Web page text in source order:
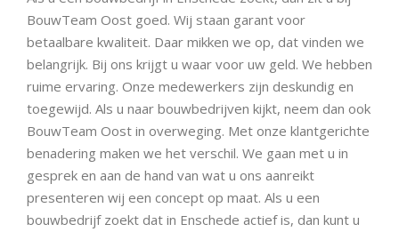
BouwTeam Oost goed. Wij staan garant voor
betaalbare kwaliteit. Daar mikken we op, dat vinden we
belangrijk. Bij ons krijgt u waar voor uw geld. We hebben
ruime ervaring. Onze medewerkers zijn deskundig en
toegewijd. Als u naar bouwbedrijven kijkt, neem dan ook
BouwTeam Oost in overweging. Met onze klantgerichte
benadering maken we het verschil. We gaan met u in
gesprek en aan de hand van wat u ons aanreikt
presenteren wij een concept op maat. Als u een
bouwbedrijf zoekt dat in Enschede actief is, dan kunt u